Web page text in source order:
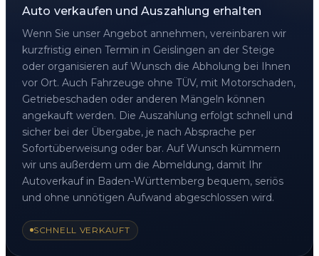
Auto verkaufen und Auszahlung erhalten
Wenn Sie unser Angebot annehmen, vereinbaren wir
kurzfristig einen Termin in Geislingen an der Steige
oder organisieren auf Wunsch die Abholung bei Ihnen
vor Ort. Auch Fahrzeuge ohne TÜV, mit Motorschaden,
Getriebeschaden oder anderen Mängeln können
angekauft werden. Die Auszahlung erfolgt schnell und
sicher bei der Übergabe, je nach Absprache per
Sofortüberweisung oder bar. Auf Wunsch kümmern
wir uns außerdem um die Abmeldung, damit Ihr
Autoverkauf in Baden-Württemberg bequem, seriös
und ohne unnötigen Aufwand abgeschlossen wird.
SCHNELL VERKAUFT